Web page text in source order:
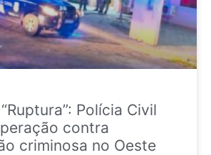
Polícia Civil
contra
criminosa no Oeste